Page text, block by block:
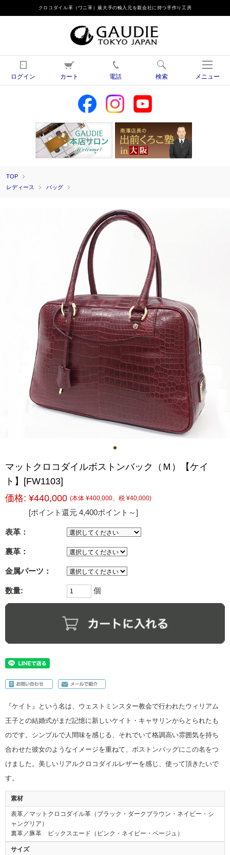
クロコダイル革（ワニ革）最大手の輸入元を親会社に持つ手作り工房
ログイン カート 電話 検索 メニュー
TOP
レディース
バッグ
マットクロコダイルボストンバック（Ｍ）【ケイ
ト】[FW1103]
価格: ¥440,000 (本体 ¥400,000、税 ¥40,000)
[ポイント還元 4,400ポイント～]
表革：
裏革：
金属パーツ：
数量: 個
『ケイト』という名は、ウェストミンスター教会で行われたウィリアム
王子との結婚式がまだ記憶に新しいケイト・キャサリンからとられたも
のです。シンプルで人間味を感じる、それでいて格調高い雰囲気を持ち
合わせた彼女のようなイメージを重ねて、ボストンバッグにこの名をつ
けました。美しいリアルクロコダイルレザーを感じ、使って頂きたいで
す。
素材
表革／マットクロコダイル革（ブラック・ダークブラウン・ネイビー・シ
ャングリア）
裏革／豚革 ピックスエード（ピンク・ネイビー・ベージュ）
サイズ